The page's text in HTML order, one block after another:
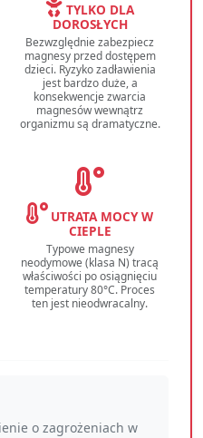
TYLKO DLA
DOROSŁYCH
Bezwzględnie zabezpiecz
magnesy przed dostępem
dzieci. Ryzyko zadławienia
jest bardzo duże, a
konsekwencje zwarcia
magnesów wewnątrz
organizmu są dramatyczne.
UTRATA MOCY W
CIEPLE
Typowe magnesy
neodymowe (klasa N) tracą
właściwości po osiągnięciu
temperatury 80°C. Proces
ten jest nieodwracalny.
o zagrożeniach w